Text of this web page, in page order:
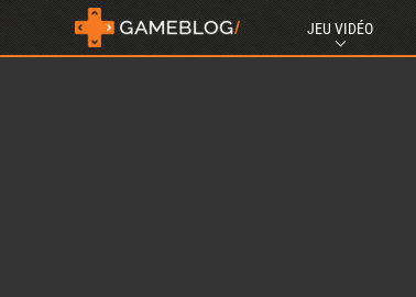
JEU VIDÉO